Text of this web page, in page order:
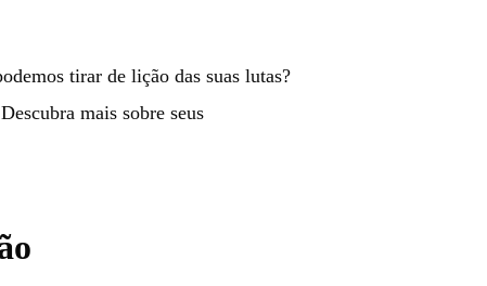
tirar de lição das suas lutas?
mais sobre seus